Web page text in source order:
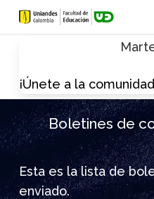
Skip
¡Únete a la
Boletines de
Esta es la lista de
enviado.